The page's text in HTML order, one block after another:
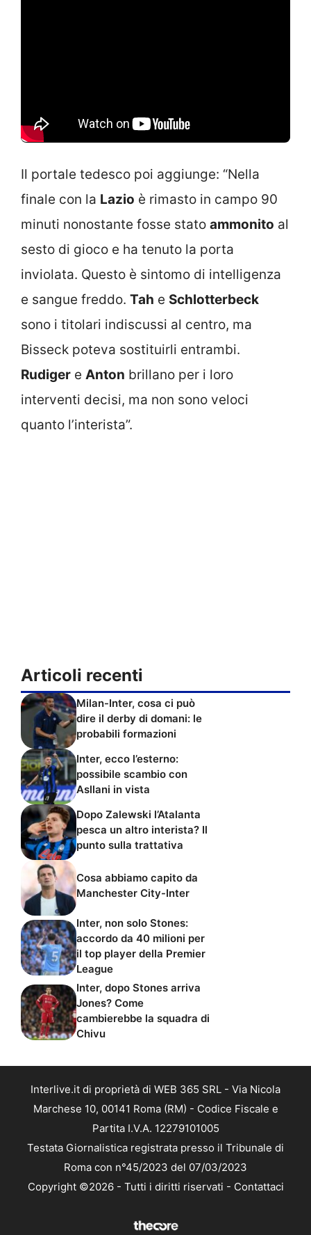
Il portale tedesco poi aggiunge: “Nella
finale con la Lazio è rimasto in campo 90
minuti nonostante fosse stato ammonito al
sesto di gioco e ha tenuto la porta
inviolata. Questo è sintomo di intelligenza
e sangue freddo. Tah e Schlotterbeck
sono i titolari indiscussi al centro, ma
Bisseck poteva sostituirli entrambi.
Rudiger e Anton brillano per i loro
interventi decisi, ma non sono veloci
quanto l’interista”.
Articoli recenti
Milan-Inter, cosa ci può
dire il derby di domani: le
probabili formazioni
Inter, ecco l’esterno:
possibile scambio con
Asllani in vista
Dopo Zalewski l’Atalanta
pesca un altro interista? Il
punto sulla trattativa
Cosa abbiamo capito da
Manchester City-Inter
Inter, non solo Stones:
accordo da 40 milioni per
il top player della Premier
League
Inter, dopo Stones arriva
Jones? Come
cambierebbe la squadra di
Chivu
Interlive.it di proprietà di WEB 365 SRL - Via Nicola
Marchese 10, 00141 Roma (RM) - Codice Fiscale e
Partita I.V.A. 12279101005
Testata Giornalistica registrata presso il Tribunale di
Roma con n°45/2023 del 07/03/2023
Copyright ©2026 - Tutti i diritti riservati - Contattaci